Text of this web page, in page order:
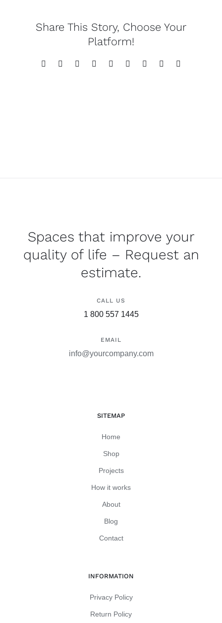
Share This Story, Choose Your
Platform!
Facebook
Twitter Reddit LinkedInWhatsApp
Tumblr Pinterest
Spaces that improve your
quality of life – Request an
estimate.
CALL US
1 800 557 1445
EMAIL
info@yourcompany.com
SITEMAP
Home
Shop
Projects
How it works
About
Blog
Contact
INFORMATION
Privacy Policy
Return Policy